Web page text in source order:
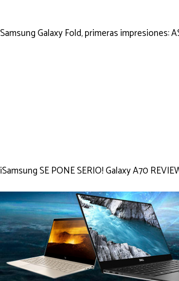
Samsung Galaxy Fold, primeras impresiones:
¡Samsung SE PONE SERIO! Galaxy A70